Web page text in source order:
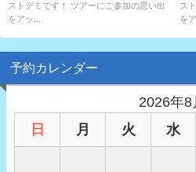
ストデミです！ ツアーにご参加の思い出
をアッ...
ス
を
予約カレンダー
2026年8
日
月 火 水